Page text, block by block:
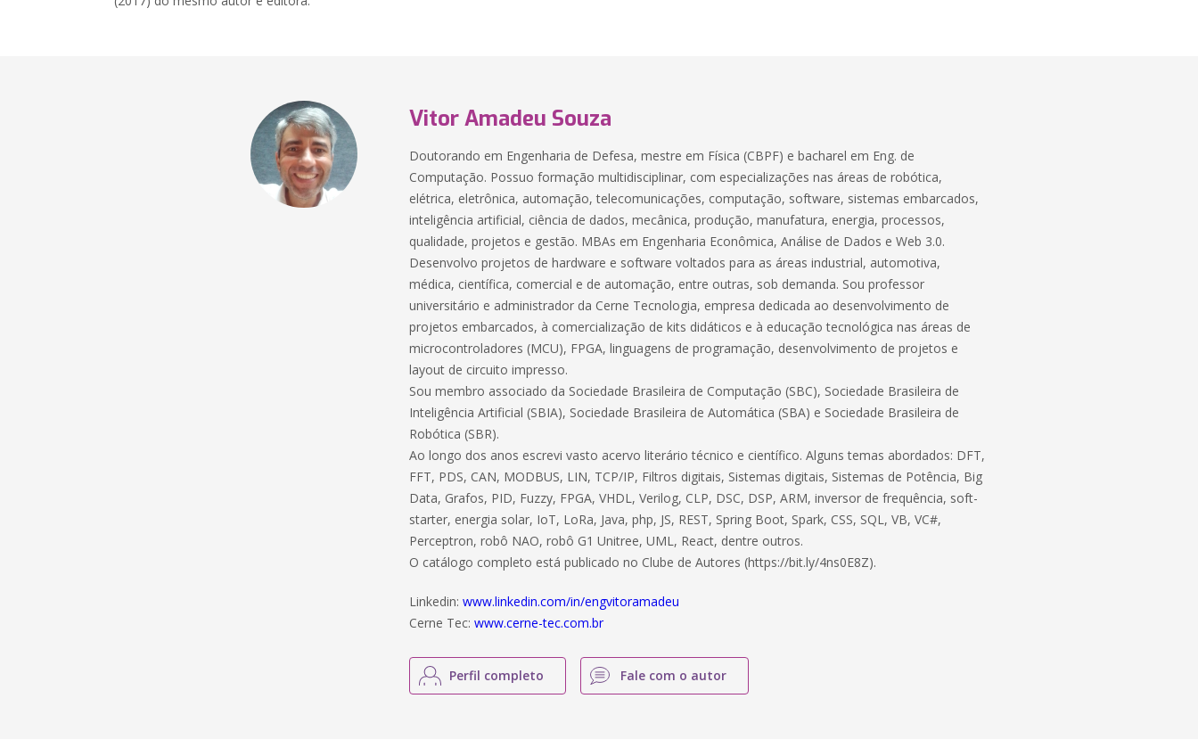
Vitor Amadeu Souza
Doutorando em Engenharia de Defesa, mestre em Física (CBPF) e bacharel em Eng. de
Computação. Possuo formação multidisciplinar, com especializações nas áreas de robótica,
elétrica, eletrônica, automação, telecomunicações, computação, software, sistemas embarcados,
inteligência artificial, ciência de dados, mecânica, produção, manufatura, energia, processos,
qualidade, projetos e gestão. MBAs em Engenharia Econômica, Análise de Dados e Web 3.0.
Desenvolvo projetos de hardware e software voltados para as áreas industrial, automotiva,
médica, científica, comercial e de automação, entre outras, sob demanda. Sou professor
universitário e administrador da Cerne Tecnologia, empresa dedicada ao desenvolvimento de
projetos embarcados, à comercialização de kits didáticos e à educação tecnológica nas áreas de
microcontroladores (MCU), FPGA, linguagens de programação, desenvolvimento de projetos e
layout de circuito impresso.
Sou membro associado da Sociedade Brasileira de Computação (SBC), Sociedade Brasileira de
Inteligência Artificial (SBIA), Sociedade Brasileira de Automática (SBA) e Sociedade Brasileira de
Robótica (SBR).
Ao longo dos anos escrevi vasto acervo literário técnico e científico. Alguns temas abordados: DFT,
FFT, PDS, CAN, MODBUS, LIN, TCP/IP, Filtros digitais, Sistemas digitais, Sistemas de Potência, Big
Data, Grafos, PID, Fuzzy, FPGA, VHDL, Verilog, CLP, DSC, DSP, ARM, inversor de frequência, soft-
starter, energia solar, IoT, LoRa, Java, php, JS, REST, Spring Boot, Spark, CSS, SQL, VB, VC#,
Perceptron, robô NAO, robô G1 Unitree, UML, React, dentre outros.
O catálogo completo está publicado no Clube de Autores (https://bit.ly/4ns0E8Z).
Linkedin:www.linkedin.com/in/engvitoramadeu
Cerne Tec:www.cerne-tec.com.br
Perfil completo Fale com o autor